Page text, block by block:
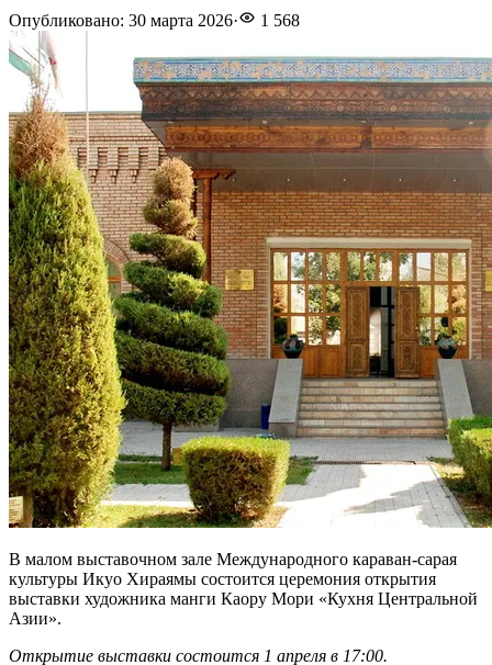
Опубликовано: 30 марта 2026· 1 568
В малом выставочном зале Международного караван-сарая
культуры Икуо Хираямы состоится церемония открытия
выставки художника манги Каору Мори «Кухня Центральной
Азии».
Открытие выставки состоится 1 апреля в 17:00.